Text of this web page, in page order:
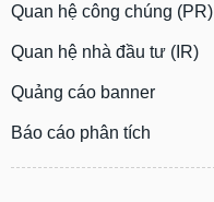
Quan hệ công chúng (PR)
Quan hệ nhà đầu tư (IR)
Quảng cáo banner
Báo cáo phân tích